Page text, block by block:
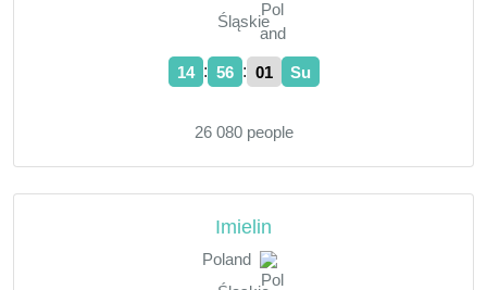
Śląskie
14 : 56 : 02 Su
26 080 people
Imielin
Poland